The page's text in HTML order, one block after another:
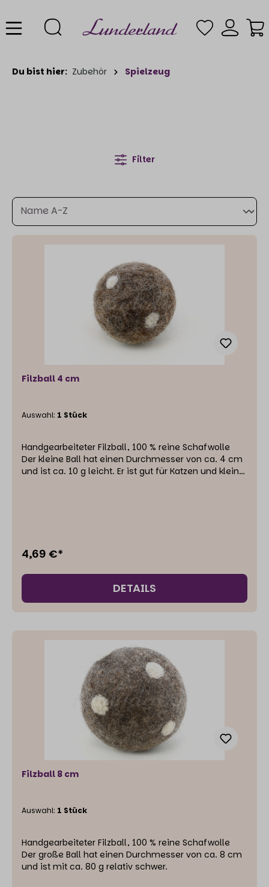
Du bist hier: Zubehör Spielzeug
Filter
Filzball 4 cm
Auswahl: 1 Stück
Handgearbeiteter Filzball, 100 % reine Schafwolle
Der kleine Ball hat einen Durchmesser von ca. 4 cm
und ist ca. 10 g leicht. Er ist gut für Katzen und kleine
4,69 €*
DETAILS
Filzball 8 cm
Auswahl: 1 Stück
Handgearbeiteter Filzball, 100 % reine Schafwolle
Der große Ball hat einen Durchmesser von ca. 8 cm
und ist mit ca. 80 g relativ schwer.